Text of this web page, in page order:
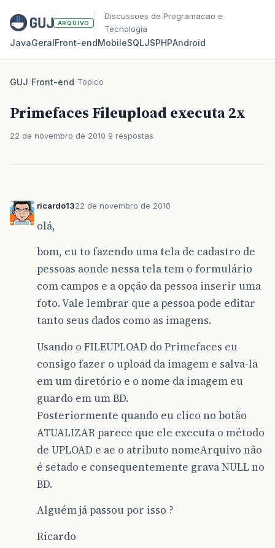
ARQUIVO
Discussoes de Programacao e
Tecnologia
JavaGeralFront‑endMobileSQLJSPHPAndroid
GUJ/Front-end/Topico
Primefaces Fileupload executa 2x
22 de novembro de 2010 9 respostas
ricardo1322 de novembro de 2010
olá,
bom, eu to fazendo uma tela de cadastro de
pessoas aonde nessa tela tem o formulário
com campos e a opção da pessoa inserir uma
foto. Vale lembrar que a pessoa pode editar
tanto seus dados como as imagens.
Usando o FILEUPLOAD do Primefaces eu
consigo fazer o upload da imagem e salva-la
em um diretório e o nome da imagem eu
guardo em um BD.
Posteriormente quando eu clico no botão
ATUALIZAR parece que ele executa o método
de UPLOAD e ae o atributo nomeArquivo não
é setado e consequentemente grava NULL no
BD.
Alguém já passou por isso ?
Ricardo